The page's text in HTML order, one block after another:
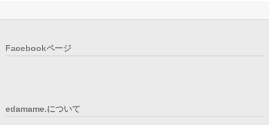
Facebookページ
edamame.について